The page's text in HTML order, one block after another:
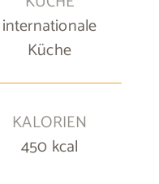
internationale
Küche
KALORIEN
450 kcal